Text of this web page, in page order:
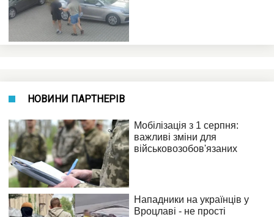
НОВИНИ ПАРТНЕРІВ